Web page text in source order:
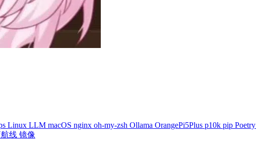
Linux LLM macOS nginx oh-my-zsh Ollama OrangePi5Plus p10k pip Poetry
线 镜像